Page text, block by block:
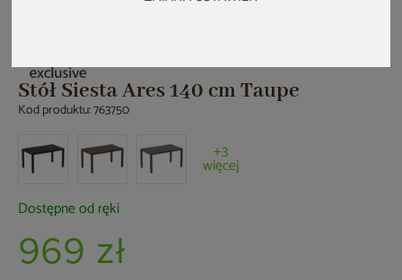
Stół Siesta Ares 140 cm Taupe
Kod produktu: 763750
+3
więcej
Dostępne od ręki
969 zł